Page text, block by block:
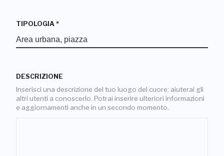
TIPOLOGIA *
DESCRIZIONE
Inserisci una descrizione del tuo luogo del cuore: aiuterai gli
altri utenti a conoscerlo. Potrai inserire ulteriori informazioni
e aggiornamenti anche in un secondo momento.